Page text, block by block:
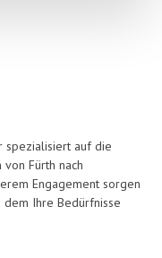
spezialisiert auf die
Fürth nach
Engagement sorgen
dem Ihre Bedürfnisse